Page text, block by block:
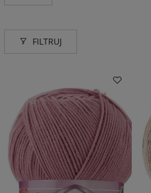
FILTRUJ